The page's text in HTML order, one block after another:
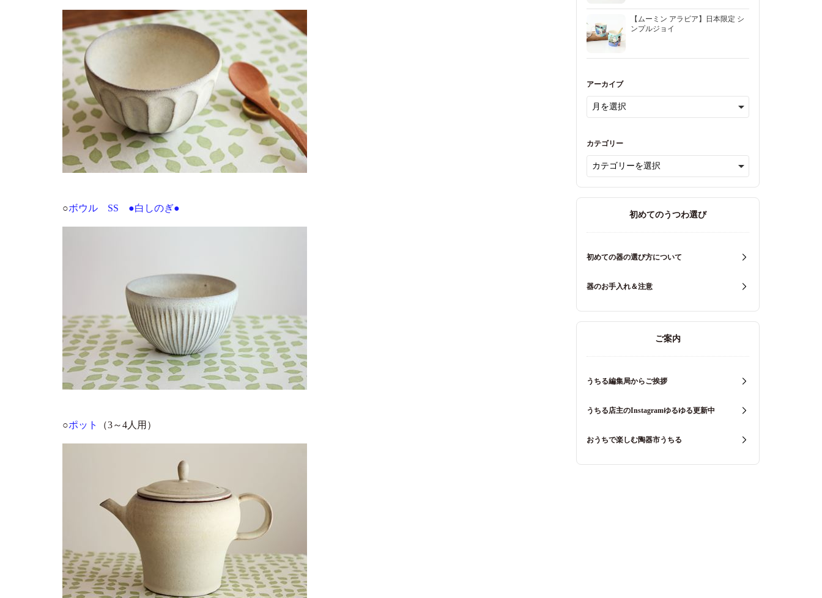
○ボウル SS ●白しのぎ●
○ポット （3～4人用）
【ムーミン アラビア】日本限定 シ
ンプルジョイ
アーカイブ
カテゴリー
初めてのうつわ選び
初めての器の選び方について
器のお手入れ＆注意
ご案内
うちる編集局からご挨拶
うちる店主のInstagramゆるゆる更新中
おうちで楽しむ陶器市うちる